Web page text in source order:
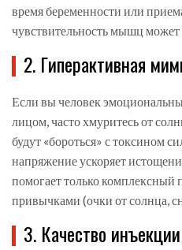
время беременности или
чувствительность мышц может
2. Гиперактивная
Если вы человек
лицом, часто хмуритесь от
будут «бороться» с токсином
напряжение ускоряет
помогает только комплексный
привычками (очки от солнца,
3. Качество